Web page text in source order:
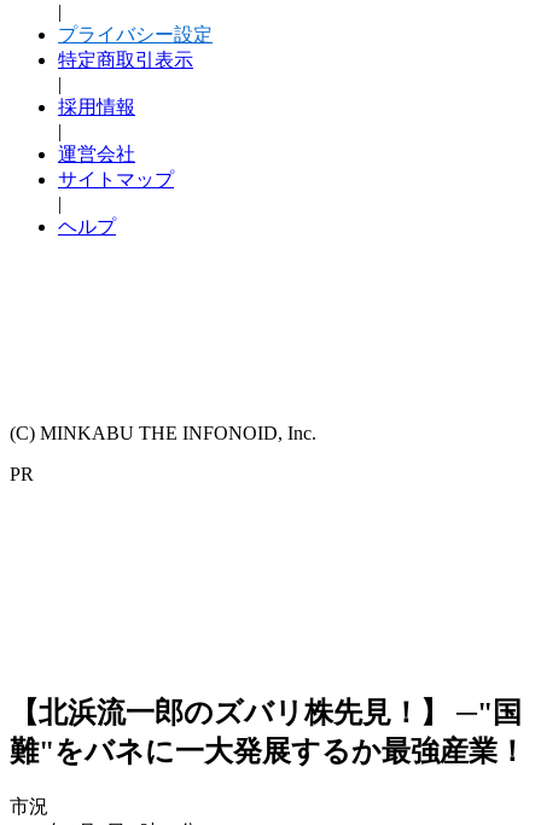
|
プライバシー設定
特定商取引表示
|
採用情報
|
運営会社
サイトマップ
|
ヘルプ
(C) MINKABU THE INFONOID, Inc.
PR
【北浜流一郎のズバリ株先見！】 ─"国
難"をバネに一大発展するか最強産業！
市況